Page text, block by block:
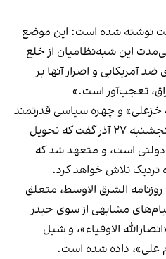
آذر این سایت نوشته شده است: این موضع
این شبه‌نظامیان از خلع
آمریکایی و اصرار آنها بر
تعجب‌آور است.»
و چهره سیاسی قدرتمند
با ۲۷ کرسی در پارلمان عراق، پنجشنبه ۲۷ آذر گفت که تحویل
است، و متعهد شد که
نزدیک تلاش خواهد کرد.
الشرق الاوسط، متعلق
مشابهی از سوی حیدر
الاوفیاء»، و شبل
علی»، داده شده است.